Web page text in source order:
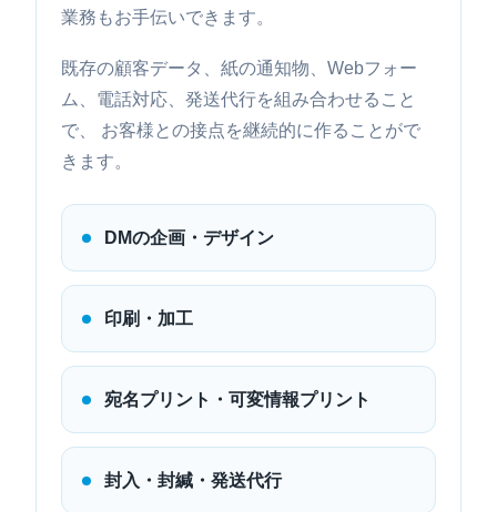
業務もお手伝いできます。
既存の顧客データ、紙の通知物、Webフォー
ム、電話対応、発送代行を組み合わせること
で、 お客様との接点を継続的に作ることがで
きます。
DMの企画・デザイン
印刷・加工
宛名プリント・可変情報プリント
封入・封緘・発送代行